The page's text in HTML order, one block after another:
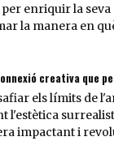
enriquir la
la manera en
creativa que
els límits de
l'estètica
impactant i